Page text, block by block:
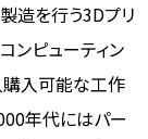
造を行う3Dプリ
ンピューティン
購入可能な工作
年代にはパー